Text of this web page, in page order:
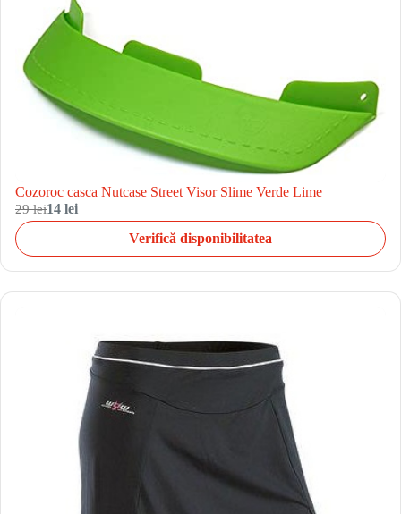
Cozoroc casca Nutcase Street Visor Slime Verde Lime
29 lei14 lei
Verifică disponibilitatea